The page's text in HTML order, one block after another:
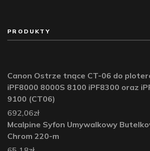
PRODUKTY
Canon Ostrze tnące CT-06 do
iPF8000 8000S 8100 iPF8300 oraz
9100 (CT06)
692,06zł
Mcalpine Syfon Umywalkowy
Chrom 220-m